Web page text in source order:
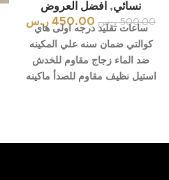
نسائي, افضل العروض
500.00 ر.س 450.00 ر.س
ساعات تقليد درجه اولى هاي
كوالتي ضمان سنه علي المكينه
ضد الماء زجاج مقاوم للخدش
استيل نظيف مقاوم للصدأ ماكينه